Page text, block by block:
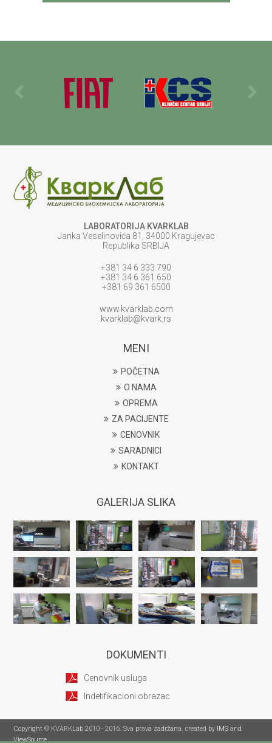
LABORATORIJA KVARKLAB
Janka Veselinovića 81, 34000 Kragujevac
Republika SRBIJA
+381 34 6 333 790
+381 34 6 361 650
+381 69 361 6500
www.kvarklab.com
kvarklab@kvark.rs
MENI
POČETNA
O NAMA
OPREMA
ZA PACIJENTE
CENOVNIK
SARADNICI
KONTAKT
GALERIJA SLIKA
DOKUMENTI
Cenovnik usluga
Indetifikacioni obrazac
Copyright © KVARKLab 2010 - 2016. Sva prava zadržana. created by IMS and
ViewSource